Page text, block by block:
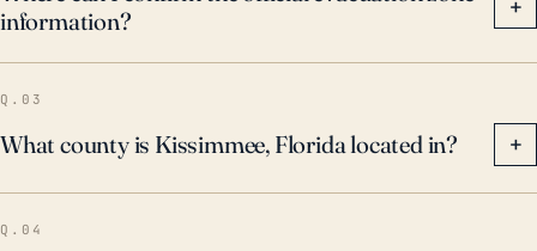
la tormenta estaba a más de 100 millas de distancia.
Dichas tormentas demuestran el potencial de
impactos graves basados en huracanes en
Kissimmee, a pesar de la relativa distancia de la
ciudad a las costas de Florida.
information?
+
Q.03
What county is Kissimmee, Florida located in? +
Q.04